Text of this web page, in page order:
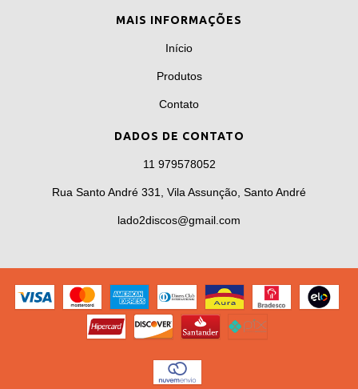
MAIS INFORMAÇÕES
Início
Produtos
Contato
DADOS DE CONTATO
11 979578052
Rua Santo André 331, Vila Assunção, Santo André
lado2discos@gmail.com